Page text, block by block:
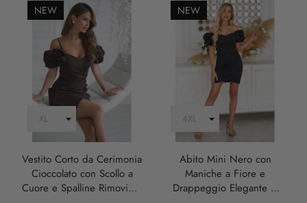
NEW
Vestito Corto da Cerimonia
Cioccolato con Scollo a
Cuore e Spalline Rimovibili
NEW
Abito Mini Nero con
Maniche a Fiore e
Drappeggio Elegante –